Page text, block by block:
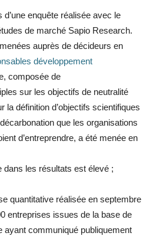
d’une enquête réalisée avec le
de marché Sapio Research.
auprès de décideurs en
développement
composée de
sur les objectifs de neutralité
la définition d’objectifs scientifiques
que les organisations
d’entreprendre, a été menée en
dans les résultats est élevé ;
quantitative réalisée en septembre
entreprises issues de la base de
ayant communiqué publiquement